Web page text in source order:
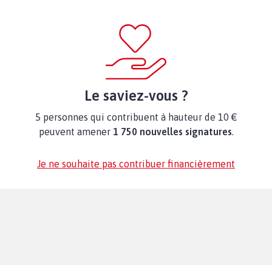
Le saviez-vous ?
5 personnes qui contribuent à hauteur de 10 €
peuvent amener 1 750 nouvelles signatures.
Je ne souhaite pas contribuer financièrement